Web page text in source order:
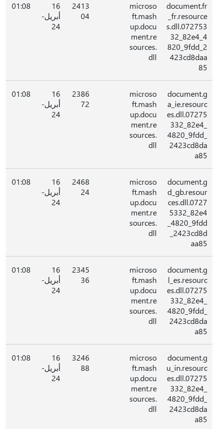
document.fr
_fr.resource
s.dll.072753
32_82e4_4
820_9fdd_2
423cd8daa
85
microso
ft.mash
up.docu
ment.re
sources.
dll
2413
04
16
أبريل-
24
01:08
document.g
a_ie.resourc
es.dll.07275
332_82e4_
4820_9fdd_
2423cd8da
a85
microso
ft.mash
up.docu
ment.re
sources.
dll
2386
72
16
أبريل-
24
01:08
document.g
d_gb.resour
ces.dll.0727
5332_82e4
_4820_9fdd
_2423cd8d
aa85
microso
ft.mash
up.docu
ment.re
sources.
dll
2468
24
16
أبريل-
24
01:08
document.g
l_es.resourc
es.dll.07275
332_82e4_
4820_9fdd_
2423cd8da
a85
microso
ft.mash
up.docu
ment.re
sources.
dll
2345
36
16
أبريل-
24
01:08
document.g
u_in.resourc
es.dll.07275
332_82e4_
4820_9fdd_
2423cd8da
a85
microso
ft.mash
up.docu
ment.re
sources.
dll
3246
88
16
أبريل-
24
01:08